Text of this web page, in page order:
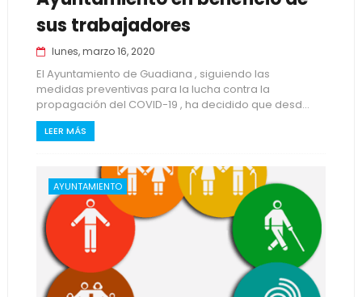
sus trabajadores
lunes, marzo 16, 2020
El Ayuntamiento de Guadiana , siguiendo las
medidas preventivas para la lucha contra la
propagación del COVID-19 , ha decidido que desd...
LEER MÁS
AYUNTAMIENTO